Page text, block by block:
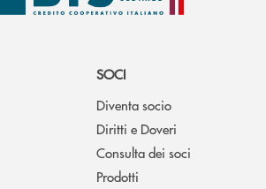
SOCI
Diventa socio
Diritti e Doveri
Consulta dei soci
Prodotti